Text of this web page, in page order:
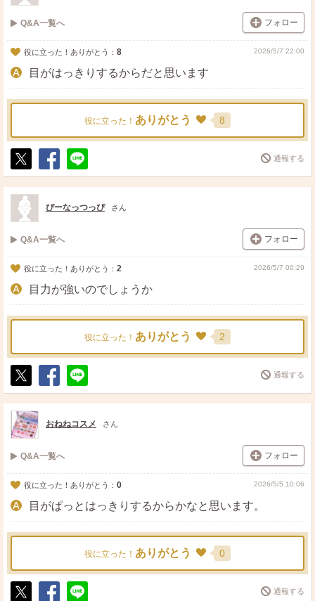
Q&A一覧へ フォロー
役に立った！ありがとう： 8 2026/5/7 22:00
目がはっきりするからだと思います
役に立った！ ありがとう 8
ポ
ス
ト
シ
ェ
送
る
通報する
ぴーなっつっぴ さん
Q&A一覧へ フォロー
役に立った！ありがとう： 2 2026/5/7 00:29
目力が強いのでしょうか
役に立った！ ありがとう 2
ポ
ス
ト
シ
ェ
送
る
通報する
おねねコスメ さん
Q&A一覧へ フォロー
役に立った！ありがとう： 0 2026/5/5 10:06
目がぱっとはっきりするからかなと思います。
役に立った！ ありがとう 0
通報する